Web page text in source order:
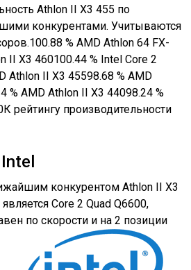
Athlon II X3 455 по
конкурентами. Учитываются
% AMD Athlon 64 FX-
II X3 460100.44 % Intel Core 2
Athlon II X3 45598.68 % AMD
% AMD Athlon II X3 44098.24 %
рейтингу производительности
конкурентом Athlon II X3
Core 2 Quad Q6600,
по скорости и на 2 позиции